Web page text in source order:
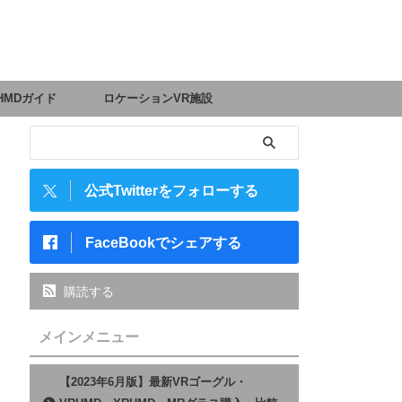
ガイド ロケーションVR施設
公式Twitterをフォローする
FaceBookでシェアする
購読する
メインメニュー
【2023年6月版】最新VRゴーグル・